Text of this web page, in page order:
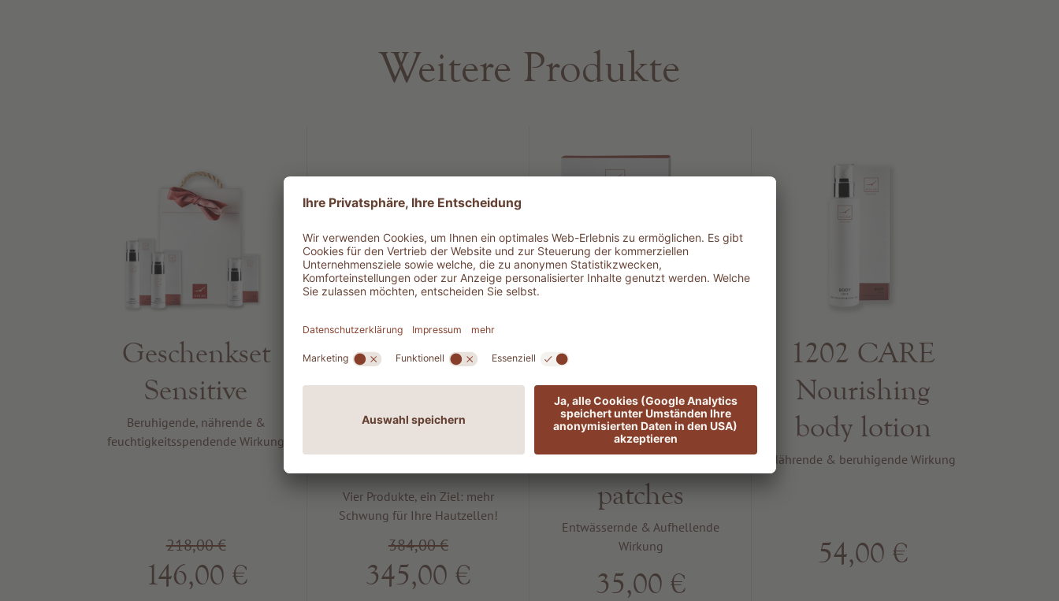
Weitere Produkte
Geschenkset
Sensitive
Beruhigende, nährende &
feuchtigkeitsspendende Wirkung
218,00 €
146,00 €
ADLER
Longevity
Health &
Skincare Set
Vier Produkte, ein Ziel: mehr
Schwung für Ihre Hautzellen!
384,00 €
345,00 €
306
RADIANCE
Lightening eye
patches
Entwässernde & Aufhellende
Wirkung
35,00 €
1202 CARE
Nourishing
body lotion
Nährende & beruhigende Wirkung
54,00 €